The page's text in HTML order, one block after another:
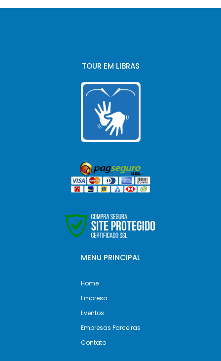
TOUR EM LIBRAS
MENU PRINCIPAL
Home
Empresa
Eventos
Empresas Parceiras
Contato